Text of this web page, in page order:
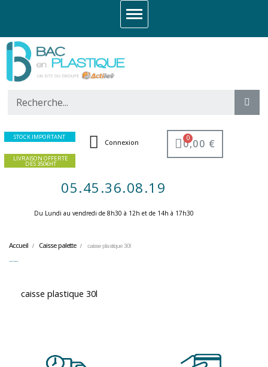
STOCK IMPORTANT
LIVRAISON OFFERTE
DES 350€HT
Connexion 0,00 €
05.45.36.08.19
Du Lundi au vendredi de 8h30 à 12h et de 14h à 17h30 ​
Accueil Caisse palette caisse plastique 30l
caisse plastique 30l